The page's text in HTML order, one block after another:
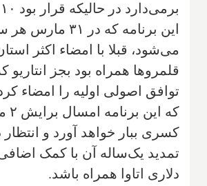
این برنامه که در
می‌شود، قبلا با امضاء اکثر
قلمروها همراه بود بجز
توافق اصولی اولیه را امضاء
کسری ببار خواهد آورد و انتظار
دلاری اتاوا همراه باشد.